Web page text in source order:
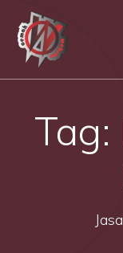
Tag: